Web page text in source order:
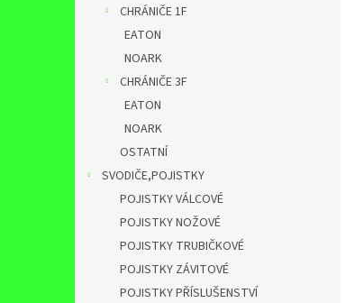
CHRÁNIČE 1F
EATON
NOARK
CHRÁNIČE 3F
EATON
NOARK
OSTATNÍ
SVODIČE,POJISTKY
POJISTKY VÁLCOVÉ
POJISTKY NOŽOVÉ
POJISTKY TRUBIČKOVÉ
POJISTKY ZÁVITOVÉ
POJISTKY PŘÍSLUŠENSTVÍ